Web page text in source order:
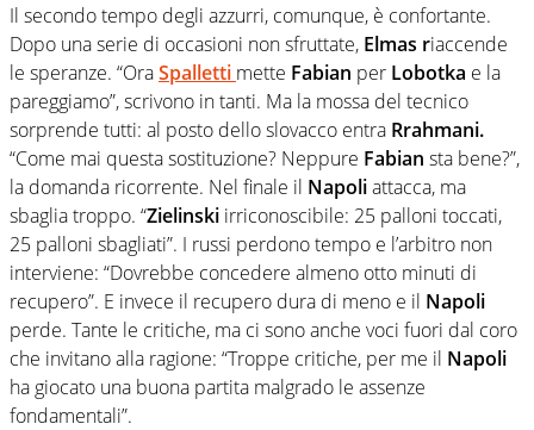
Il secondo tempo degli azzurri, comunque, è confortante.
Dopo una serie di occasioni non sfruttate, Elmas riaccende
le speranze. “OraSpalletti mette Fabian per Lobotka e la
pareggiamo”, scrivono in tanti. Ma la mossa del tecnico
sorprende tutti: al posto dello slovacco entra Rrahmani.
“Come mai questa sostituzione? Neppure Fabian sta bene?”,
la domanda ricorrente. Nel finale il Napoliattacca, ma
sbaglia troppo. “Zielinski irriconoscibile: 25 palloni toccati,
25 palloni sbagliati”. I russi perdono tempo e l’arbitro non
interviene: “Dovrebbe concedere almeno otto minuti di
recupero”. E invece il recupero dura di meno e il Napoli
perde. Tante le critiche, ma ci sono anche voci fuori dal coro
che invitano alla ragione: “Troppe critiche, per me il Napoli
ha giocato una buona partita malgrado le assenze
fondamentali”.